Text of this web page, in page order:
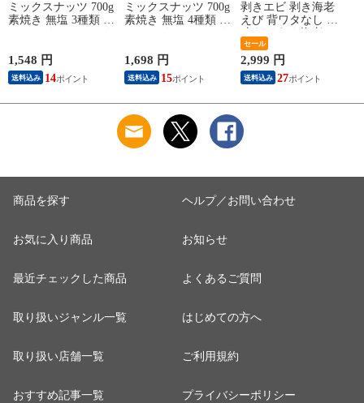
ミックスナッツ 700g
素焼き 無塩 3種類 ア
使用 加工オイル不使
用
1,548 円
送料込み 14
ミックスナッツ 700g
素焼き 無塩 4種類 ア
ミアナッツ 食塩不使
用 加工オイル不使用
1,698 円
送料込み 15
剥きエビ 剥き海老
えび 背ワタなし 冷
【当店通常価格3,999
円→送料無料2,999
円！】バナメイ 剥き
身 1kg （解凍後
大量 贈答 送料無料
セール
2,999 円
送料込み 27
商品を探す
お気に入り商品
最近チェックした商品
取り扱いジャンル一覧
取り扱い店舗一覧
おすすめ記事一覧
ヘルプ／お問い合わせ
お知らせ
よくあるご質問
はじめての方へ
ご利用規約
プライバシーポリシー